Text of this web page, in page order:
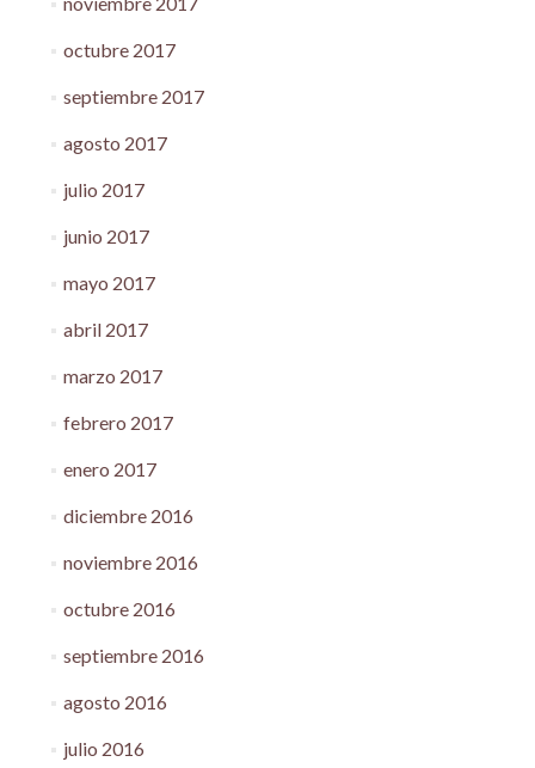
octubre 2017
septiembre 2017
agosto 2017
julio 2017
junio 2017
mayo 2017
abril 2017
marzo 2017
febrero 2017
enero 2017
diciembre 2016
noviembre 2016
octubre 2016
septiembre 2016
agosto 2016
julio 2016